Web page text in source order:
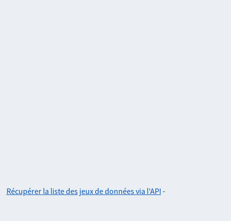
Récupérer la liste des jeux de données via l'API -